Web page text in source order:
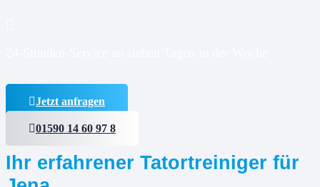
Jetzt anfragen
01590 14 60 97 8
Ihr erfahrener Tatortreiniger für